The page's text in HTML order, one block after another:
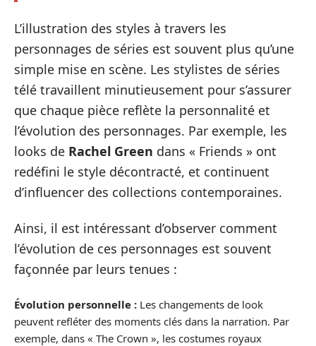
L’illustration des styles à travers les
personnages de séries est souvent plus qu’une
simple mise en scène. Les stylistes de séries
télé travaillent minutieusement pour s’assurer
que chaque pièce reflète la personnalité et
l’évolution des personnages. Par exemple, les
looks de Rachel Green dans « Friends » ont
redéfini le style décontracté, et continuent
d’influencer des collections contemporaines.
Ainsi, il est intéressant d’observer comment
l’évolution de ces personnages est souvent
façonnée par leurs tenues :
Évolution personnelle : Les changements de look
peuvent refléter des moments clés dans la narration. Par
exemple, dans « The Crown », les costumes royaux